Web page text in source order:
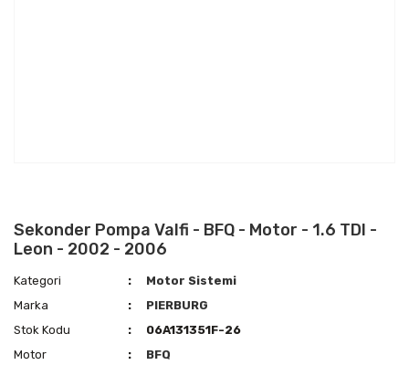
Sekonder Pompa Valfi - BFQ - Motor - 1.6 TDI -
Leon - 2002 - 2006
Kategori
Motor Sistemi
Marka
PIERBURG
Stok Kodu
06A131351F-26
Motor
BFQ